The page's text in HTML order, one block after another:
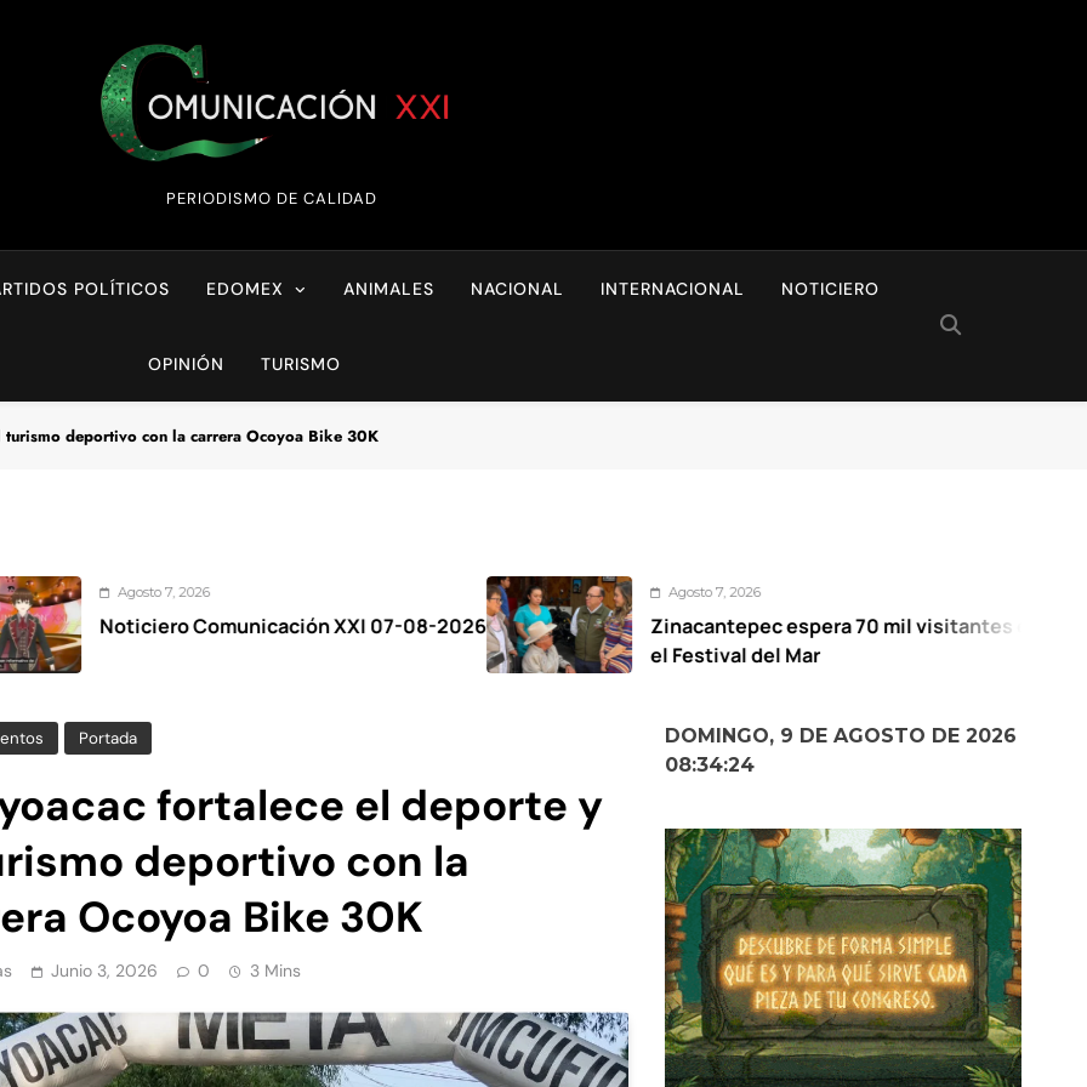
Comunicación XXI
PERIODISMO DE CALIDAD
POLÍTICOS EDOMEX ANIMALES NACIONAL INTERNACIONAL NOTICIERO
OPINIÓN TURISMO
deportivo con la carrera Ocoyoa Bike 30K
7, 2026
Comunicación XXI 07-08-2026
Agosto 7, 2026
Zinacantepec espera 70 mil visitantes en
el Festival del Mar
Portada
fortalece el deporte y
deportivo con la
Ocoyoa Bike 30K
Junio 3, 2026 0 3 Mins
DOMINGO, 9 DE AGOSTO DE 2026
08:34:25